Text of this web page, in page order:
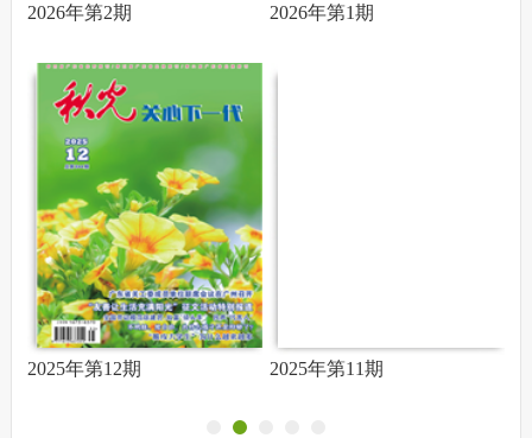
2026年第2期 2026年第1期
2025年第12期 2025年第11期